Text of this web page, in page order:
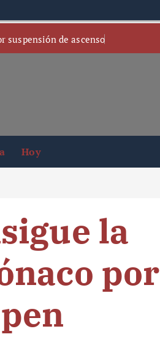
suspensión de ascenso
Hoy
la
por